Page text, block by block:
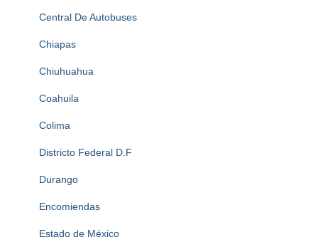
Central De Autobuses
Chiapas
Chiuhuahua
Coahuila
Colima
Districto Federal D.F
Durango
Encomiendas
Estado de México